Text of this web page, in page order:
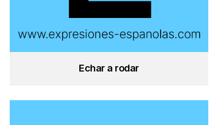
Echar a rodar